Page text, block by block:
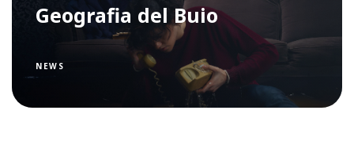
Geografia del Buio
NEWS